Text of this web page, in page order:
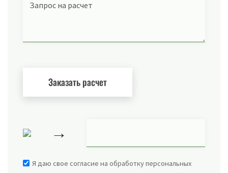
Запрос на расчет
→
Я даю свое согласие на обработку персональных